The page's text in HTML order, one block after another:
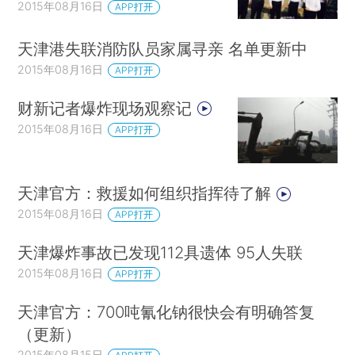
2015年08月16日 APP打开
天津港失联消防队员家属寻亲 名单更新中
2015年08月16日 APP打开
财新记者爆炸现场观察记
2015年08月16日 APP打开
天津官方：救援如何组织指挥待了解
2015年08月16日 APP打开
天津爆炸事故已发现112具遗体 95人失联
2015年08月16日 APP打开
天津官方：700吨氰化钠很快会有明确答复
（更新）